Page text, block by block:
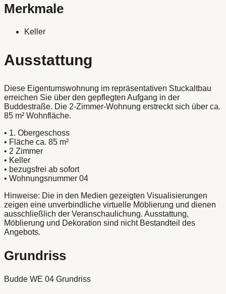
Merkmale
Keller
Ausstattung
Diese Eigentumswohnung im repräsentativen Stuckaltbau
erreichen Sie über den gepflegten Aufgang in der
Buddestraße. Die 2-Zimmer-Wohnung erstreckt sich über ca.
85 m² Wohnfläche.
• 1. Obergeschoss
• Fläche ca. 85 m²
• 2 Zimmer
• Keller
• bezugsfrei ab sofort
• Wohnungsnummer 04
Hinweise: Die in den Medien gezeigten Visualisierungen
zeigen eine unverbindliche virtuelle Möblierung und dienen
ausschließlich der Veranschaulichung. Ausstattung,
Möblierung und Dekoration sind nicht Bestandteil des
Angebots.
Grundriss
Budde WE 04 Grundriss